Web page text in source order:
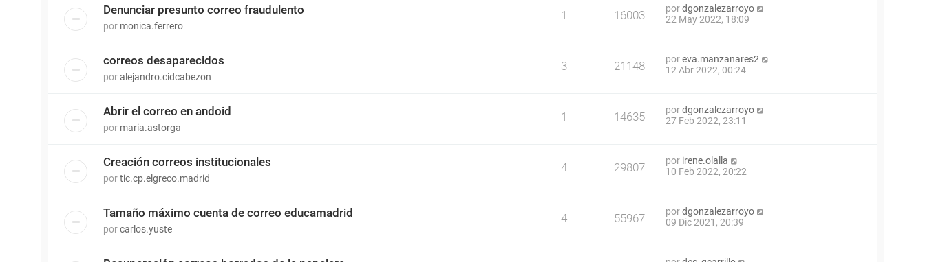
Denunciar presunto correo fraudulento
por monica.ferrero
1 16003 pordgonzalezarroyo
22 May 2022, 18:09
correos desaparecidos
poralejandro.cidcabezon
3 21148 poreva.manzanares2
12 Abr 2022, 00:24
Abrir el correo en andoid
por maria.astorga
1 14635 pordgonzalezarroyo
27 Feb 2022, 23:11
Creación correos institucionales
portic.cp.elgreco.madrid
4 29807 por irene.olalla
10 Feb 2022, 20:22
Tamaño máximo cuenta de correo educamadrid
porcarlos.yuste
4 55967 pordgonzalezarroyo
09 Dic 2021, 20:39